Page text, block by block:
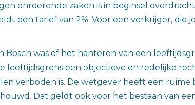
onroerende zaken is in beginsel
een tarief van 2%. Voor een verkrijger, die
Bosch was of het hanteren van een
leeftijdsgrens een objectieve en redelijke
verboden is. De wetgever heeft een
Dat geldt ook voor het bestaan van